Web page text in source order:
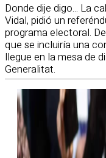
Donde dije digo... La
Vidal, pidió un
programa electoral.
que se incluiría una
llegue en la mesa de
Generalitat.